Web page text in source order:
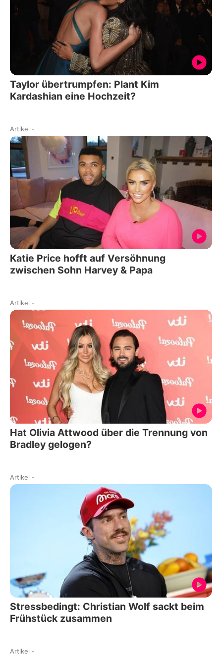
Taylor übertrumpfen: Plant Kim
Kardashian eine Hochzeit?
Artikel -
Katie Price hofft auf Versöhnung
zwischen Sohn Harvey & Papa
Artikel -
Hat Olivia Attwood über die Trennung von
Bradley gelogen?
Artikel -
Stressbedingt: Christian Wolf sackt beim
Frühstück zusammen
Artikel -